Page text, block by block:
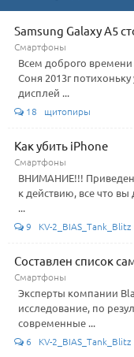
Samsung Galaxy A5
Смартфоны
Всем доброго
Соня 2013г
дисплей ...
18 щитопиры
Как убить iPhone
Смартфоны
ВНИМАНИЕ!!!
к действию, все что
...
9 KV-2_BIAS_Tank_Blitz
Составлен список
Смартфоны
Эксперты компании
исследование, по
современные ...
6 KV-2_BIAS_Tank_Blitz